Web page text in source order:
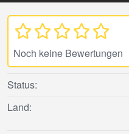
Noch keine Bewertungen
Status:
Land: